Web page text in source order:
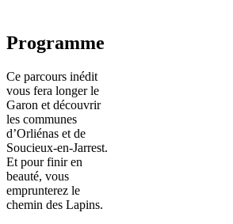
Programme
Ce parcours inédit
vous fera longer le
Garon et découvrir
les communes
d’Orliénas et de
Soucieux-en-Jarrest.
Et pour finir en
beauté, vous
emprunterez le
chemin des Lapins.